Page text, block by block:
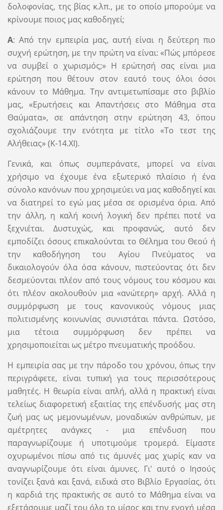
δολοφονίας, της βίας κ.λπ., με το οποίο μπορούμε να
κρίνουμε ποιος μας καθοδηγεί;
Α: Από την εμπειρία μας, αυτή είναι η δεύτερη πιο
συχνή ερώτηση, με την πρώτη να είναι: «Πώς μπόρεσε
να συμβεί ο χωρισμός;» Η ερώτησή σας είναι μια
ερώτηση που θέτουν στον εαυτό τους όλοι όσοι
κάνουν το Μάθημα. Την αντιμετωπίσαμε στο βιβλίο
μας, «Ερωτήσεις και Απαντήσεις στο Μάθημα στα
Θαύματα», σε απάντηση στην ερώτηση 43, όπου
σχολιάζουμε την ενότητα με τίτλο «Το τεστ της
Αλήθειας» (Κ-14.XI).
Γενικά, και όπως συμπεράνατε, μπορεί να είναι
χρήσιμο να έχουμε ένα εξωτερικό πλαίσιο ή ένα
σύνολο κανόνων που χρησιμεύει να μας καθοδηγεί και
να διατηρεί το εγώ μας μέσα σε ορισμένα όρια. Από
την άλλη, η καλή κοινή λογική δεν πρέπει ποτέ να
ξεχνιέται. Δυστυχώς, και προφανώς, αυτό δεν
εμποδίζει όσους επικαλούνται το Θέλημα του Θεού ή
την καθοδήγηση του Αγίου Πνεύματος να
δικαιολογούν όλα όσα κάνουν, πιστεύοντας ότι δεν
δεσμεύονται πλέον από τους νόμους του κόσμου και
ότι πλέον ακολουθούν μια «ανώτερη» αρχή. Αλλά η
συμμόρφωση με τους κανονικούς νόμους μιας
πολιτισμένης κοινωνίας συνιστάται πάντα. Ωστόσο,
μια τέτοια συμμόρφωση δεν πρέπει να
χρησιμοποιείται ως μέτρο πνευματικής προόδου.
Η εμπειρία σας με την πάροδο του χρόνου, όπως την
περιγράφετε, είναι τυπική για τους περισσότερους
μαθητές. Η θεωρία είναι απλή, αλλά η πρακτική είναι
τελείως διαφορετική εξαιτίας της επένδυσής μας στη
ζωή μας ως μεμονωμένων, μοναδικών ανθρώπων, με
αμέτρητες ανάγκες - μια επένδυση που
παραγνωρίζουμε ή υποτιμούμε τρομερά. Είμαστε
οχυρωμένοι πίσω από τις άμυνές μας χωρίς καν να
αναγνωρίζουμε ότι είναι άμυνες. Γι' αυτό ο Ιησούς
τονίζει ξανά και ξανά, ειδικά στο Βιβλίο Εργασίας, ότι
η καρδιά της πρακτικής σε αυτό το Μάθημα είναι να
εξετάσουμε μαζί του όλο το μίσος και την ενοχή μέσα